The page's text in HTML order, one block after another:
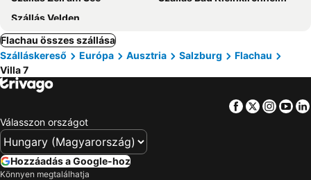
Szállás Velden
Flachau összes szállása
Szálláskereső
Európa Ausztria Salzburg
Flachau
Villa 7
Facebook
Twitter
Válasszon országot
Hozzáadás a Google-hoz
Könnyen megtalálhatja